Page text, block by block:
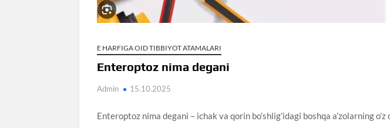
E HARFIGA OID TIBBIYOT ATAMALARI
Enteroptoz nima degani
Admin 15.10.2025
Enteroptoz nima degani – ichak va qorin bo’shlig’idagi boshqa a’zolarning